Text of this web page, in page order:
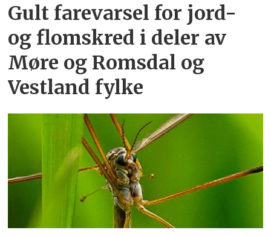
Gult farevarsel for jord-
og flomskred i deler av
Møre og Romsdal og
Vestland fylke